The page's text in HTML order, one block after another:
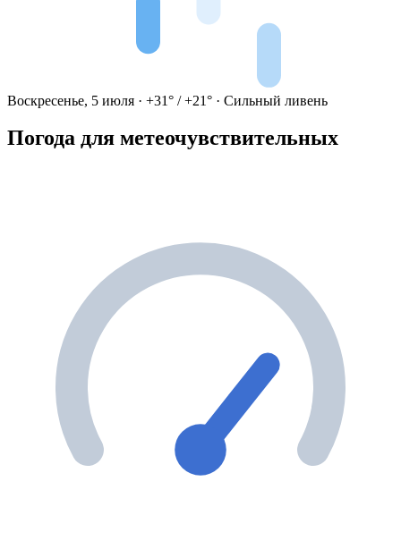
Воскресенье, 5 июля · +31° / +21° · Сильный ливень
Погода для метеочувствительных